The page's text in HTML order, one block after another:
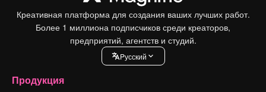
Креативная платформа для создания ваших лучших работ.
Более 1 миллиона подписчиков среди креаторов,
предприятий, агентств и студий.
Pусский
Продукция